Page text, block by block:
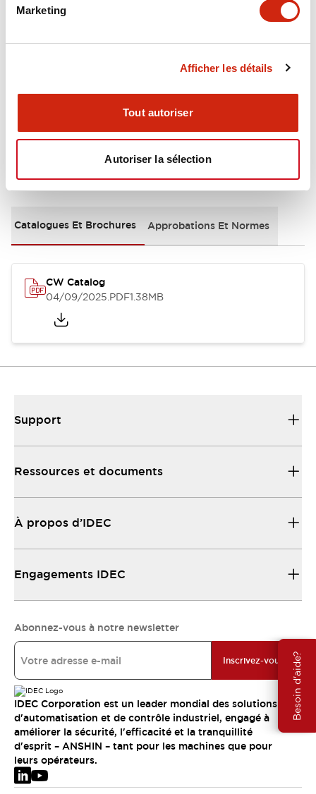
Marketing
Afficher les détails
Tout autoriser
Autoriser la sélection
Besoin d'aide?
Functional Specifications
Mounting and Installation Specifications
Documents et fichiers
Catalogues Et Brochures Approbations Et Normes
CW Catalog
04/09/2025.PDF1.38MB
Support
Ressources et documents
À propos d’IDEC
Engagements IDEC
Abonnez-vous à notre newsletter
Inscrivez-vous
IDEC Corporation est un leader mondial des solutions
d'automatisation et de contrôle industriel, engagé à
améliorer la sécurité, l'efficacité et la tranquillité
d'esprit – ANSHIN – tant pour les machines que pour
leurs opérateurs.